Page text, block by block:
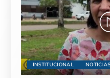
INSTITUCIONAL NOTICIAS